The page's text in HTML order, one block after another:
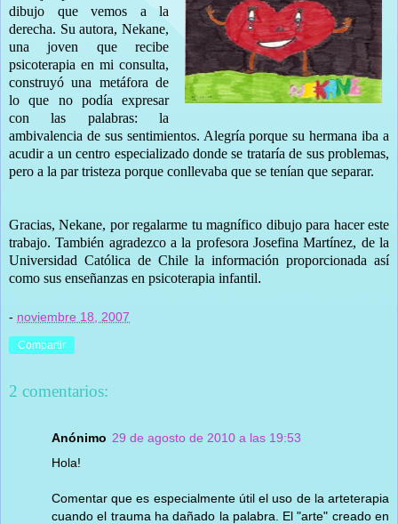
dibujo que vemos a la
derecha. Su autora, Nekane,
una joven que recibe
psicoterapia en mi consulta,
construyó una metáfora de
lo que no podía expresar
con las palabras: la
ambivalencia de sus sentimientos. Alegría porque su hermana iba a
acudir a un centro especializado donde se trataría de sus problemas,
pero a la par tristeza porque conllevaba que se tenían que separar.
Gracias, Nekane, por regalarme tu magnífico dibujo para hacer este
trabajo. También agradezco a la profesora Josefina Martínez, de la
Universidad Católica de Chile la información proporcionada así
como sus enseñanzas en psicoterapia infantil.
- noviembre 18, 2007
Compartir
2 comentarios:
Anónimo 29 de agosto de 2010 a las 19:53
Hola!
Comentar que es especialmente útil el uso de la arteterapia
cuando el trauma ha dañado la palabra. El "arte" creado en